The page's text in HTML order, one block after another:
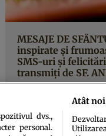
MESAJE DE
inspirate şi
SMS-uri şi felicitări
transmiţi de SF.
dvs.,
personal.
Atât